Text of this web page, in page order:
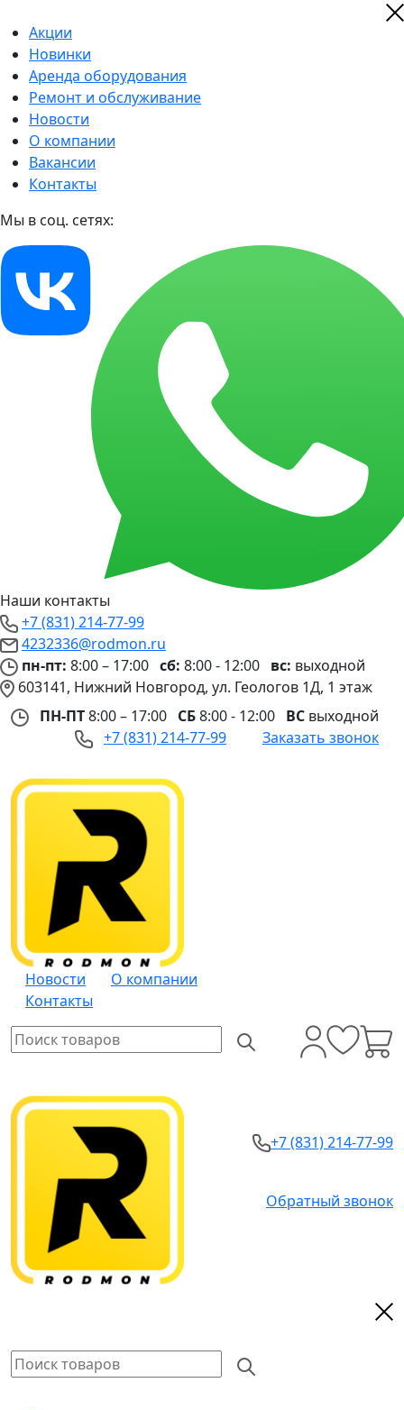
Акции
Новинки
Аренда оборудования
Ремонт и обслуживание
Новости
О компании
Вакансии
Контакты
Мы в соц. сетях:
Наши контакты
+7 (831) 214-77-99
4232336@rodmon.ru
пн-пт: 8:00 – 17:00 сб: 8:00 - 12:00 вс: выходной
603141, Нижний Новгород, ул. Геологов 1Д, 1 этаж
ПН-ПТ8:00 – 17:00 СБ8:00 - 12:00 ВС выходной
+7 (831) 214-77-99
Заказать звонок
Новости
О компании
Контакты
+7 (831) 214-77-99
Обратный звонок